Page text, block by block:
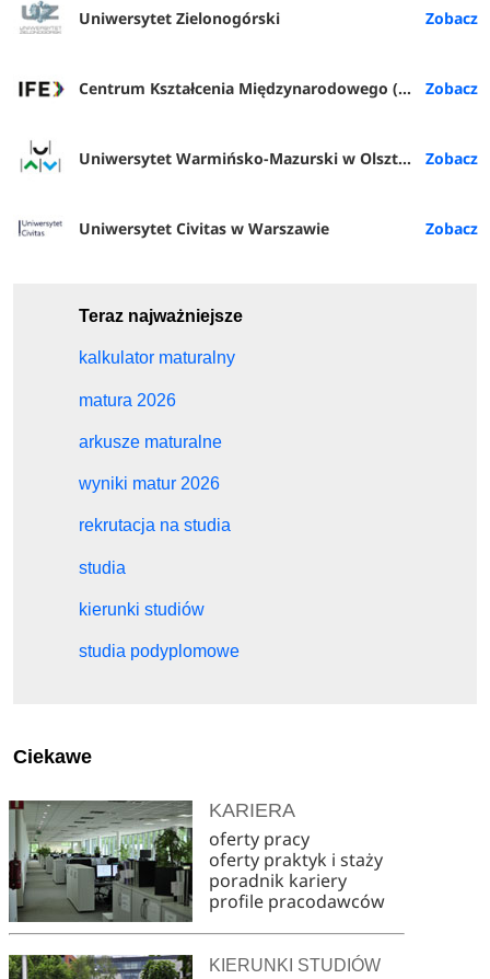
Uniwersytet Zielonogórski
Centrum Kształcenia Międzynarodowego (IFE) PŁ
Uniwersytet Warmińsko-Mazurski w Olsztynie
Uniwersytet Civitas w Warszawie
Teraz najważniejsze
kalkulator maturalny
matura 2026
arkusze maturalne
wyniki matur 2026
rekrutacja na studia
studia
kierunki studiów
studia podyplomowe
Ciekawe
KARIERA
oferty pracy
oferty praktyk i staży
poradnik kariery
profile pracodawców
KIERUNKI STUDIÓW